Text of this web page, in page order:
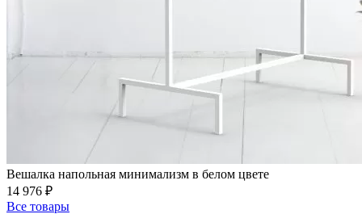
Вешалка напольная минимализм в белом цвете
14 976 ₽
Все товары